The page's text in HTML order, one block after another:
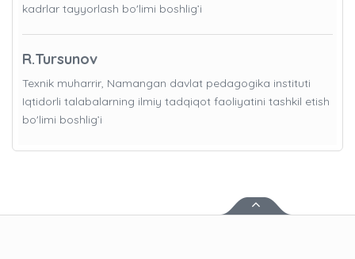
kadrlar tayyorlash bo'limi boshlig’i
R.Tursunov
Texnik muharrir, Namangan davlat pedagogika instituti
Iqtidorli talabalarning ilmiy tadqiqot faoliyatini tashkil etish
bo'limi boshlig’i